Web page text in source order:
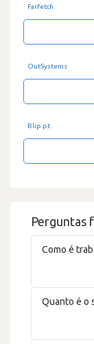
Perguntas
Como é
Quanto é o
Farfetch
OutSystems
Blip.pt